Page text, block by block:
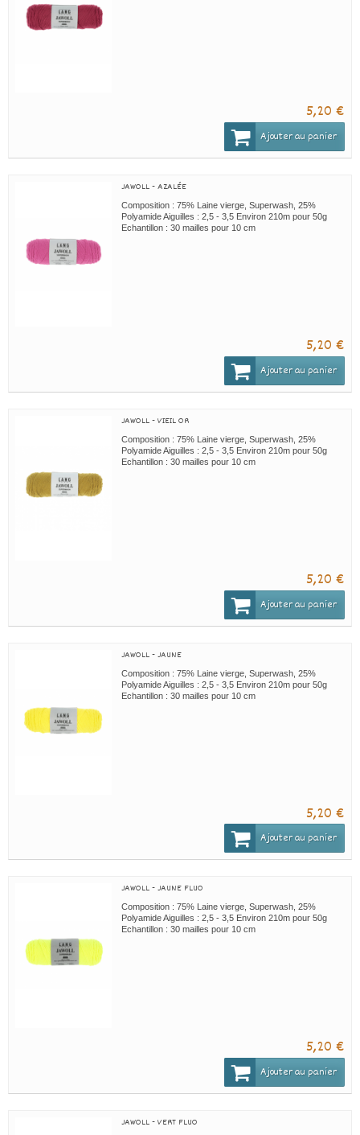
5,20 €
Ajouter au panier
JAWOLL - AZALÉE
Composition : 75% Laine vierge, Superwash, 25%
Polyamide Aiguilles : 2,5 - 3,5 Environ 210m pour 50g
Echantillon : 30 mailles pour 10 cm
5,20 €
Ajouter au panier
JAWOLL - VIEIL OR
Composition : 75% Laine vierge, Superwash, 25%
Polyamide Aiguilles : 2,5 - 3,5 Environ 210m pour 50g
Echantillon : 30 mailles pour 10 cm
5,20 €
Ajouter au panier
JAWOLL - JAUNE
Composition : 75% Laine vierge, Superwash, 25%
Polyamide Aiguilles : 2,5 - 3,5 Environ 210m pour 50g
Echantillon : 30 mailles pour 10 cm
5,20 €
Ajouter au panier
JAWOLL - JAUNE FLUO
Composition : 75% Laine vierge, Superwash, 25%
Polyamide Aiguilles : 2,5 - 3,5 Environ 210m pour 50g
Echantillon : 30 mailles pour 10 cm
5,20 €
Ajouter au panier
JAWOLL - VERT FLUO